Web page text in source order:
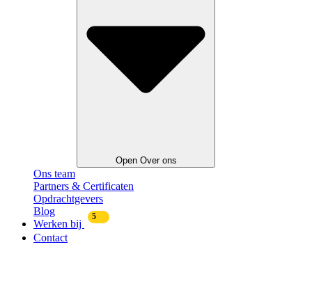
Open Over ons
Ons team
Partners & Certificaten
Opdrachtgevers
Blog
Werken bij
5
Contact